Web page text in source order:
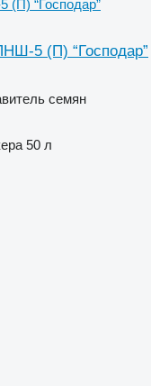
(П) “Господар”
5 (П) “Господар”
семян
50 л